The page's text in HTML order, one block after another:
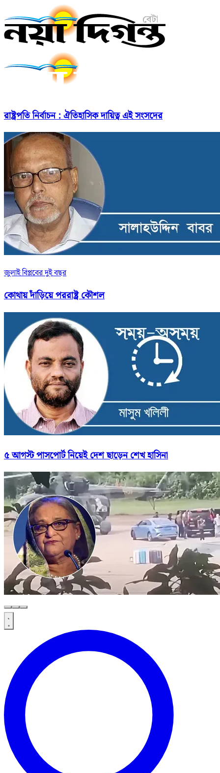
রাষ্ট্রপতি নির্বাচন : ঐতিহাসিক দায়িত্ব এই সংসদের
জুলাই বিপ্লবের দুই বছর
কোথায় দাঁড়িয়ে পররাষ্ট্র কৌশল
৫ আগস্ট পাসপোর্ট নিয়েই দেশ ছাড়েন শেখ হাসিনা